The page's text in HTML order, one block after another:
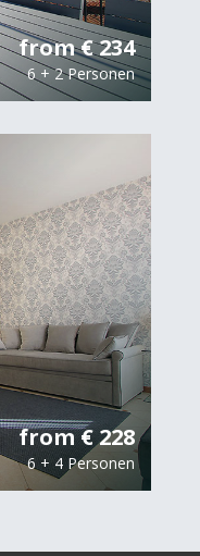
from € 234
6 + 2 Personen
from € 228
6 + 4 Personen